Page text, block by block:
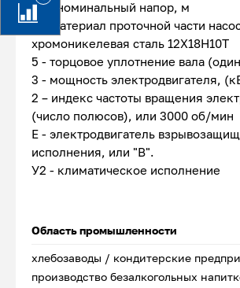
25 - номинальный напор, м
К - материал проточной части
хромоникелевая сталь 12Х18Н10Т
5 - торцовое уплотнение вала
3 - мощность электродвигателя,
2 – индекс частоты вращения
(число полюсов), или 3000 об/мин
Е - электродвигатель
исполнения, или "В".
У2 - климатическое исполнение
Область промышленности
хлебозаводы / кондитерские
производство безалкогольных